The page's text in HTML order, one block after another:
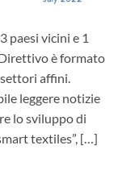
paesi vicini e 1
è formato
affini.
leggere notizie
lo sviluppo di
textiles”, […]